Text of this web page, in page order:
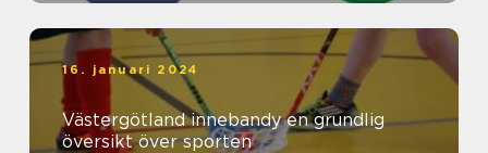
16. januari 2024
Västergötland innebandy en grundlig
översikt över sporten